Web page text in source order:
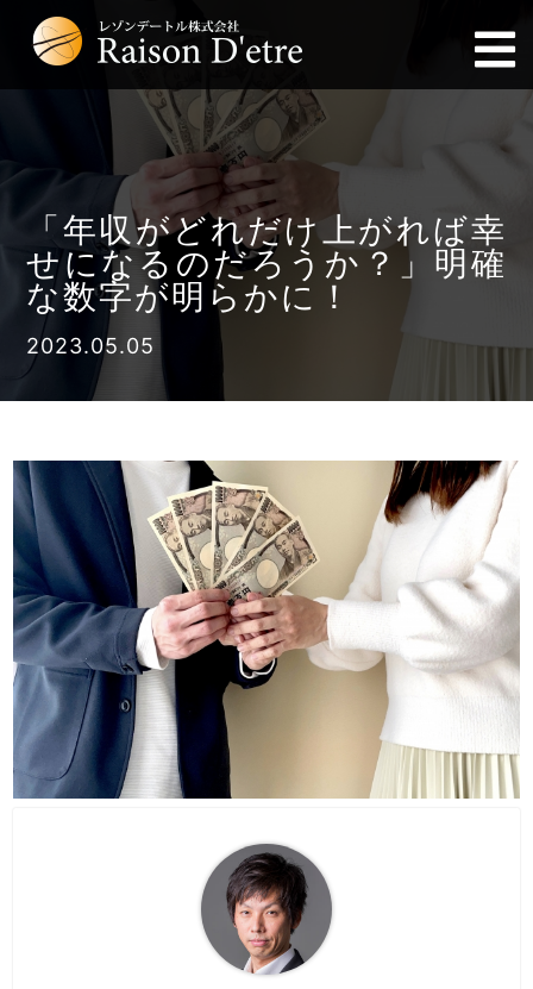
「年収がどれだけ上がれば幸
せになるのだろうか？」明確
な数字が明らかに！
2023.05.05